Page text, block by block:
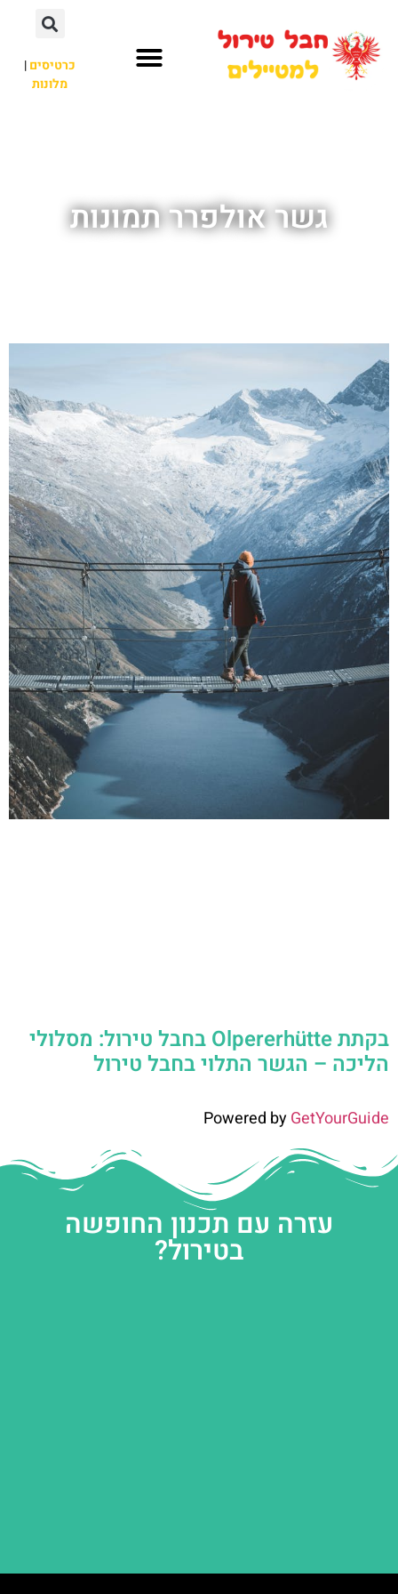
כרטיסים|
מלונות
גשר אולפרר תמונות
בקתת Olpererhütte בחבל טירול: מסלולי
הליכה – הגשר התלוי בחבל טירול
Powered byGetYourGuide
עזרה עם תכנון החופשה
בטירול?